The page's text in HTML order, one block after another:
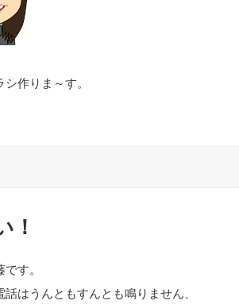
作りま～す。
！
す。
はうんともすんとも鳴りません、